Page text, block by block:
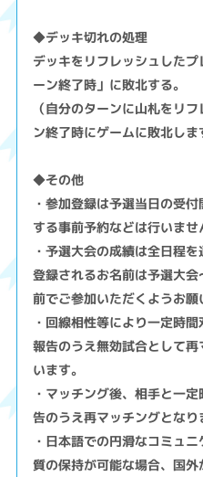
◆デッキ切れの処理
デッキをリフレッシュした
ーン終了時」に敗北する。
（自分のターンに山札をリ
ン終了時にゲームに敗北しま
◆その他
・参加登録は予選当日の受
する事前予約などは行いませ
・予選大会の成績は全日程
登録されるお名前は予選大
前でご参加いただくようお願
・回線相性等により一定時
報告のうえ無効試合として
います。
・マッチング後、相手と一
告のうえ再マッチングとなり
・日本語での円滑なコミュ
質の保持が可能な場合、国外